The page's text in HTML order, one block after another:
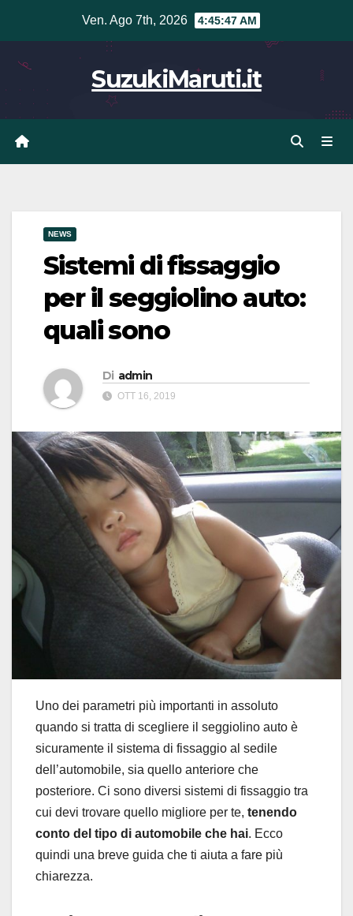
contenuto
Ven. Ago 7th, 2026 4:45:48 AM
SuzukiMaruti.it
NEWS
Sistemi di fissaggio
per il seggiolino auto:
quali sono
Di admin
OTT 16, 2019
Uno dei parametri più importanti in assoluto
quando si tratta di scegliere il seggiolino auto è
sicuramente il sistema di fissaggio al sedile
dell’automobile, sia quello anteriore che
posteriore. Ci sono diversi sistemi di fissaggio tra
cui devi trovare quello migliore per te, tenendo
conto del tipo di automobile che hai. Ecco
quindi una breve guida che ti aiuta a fare più
chiarezza.